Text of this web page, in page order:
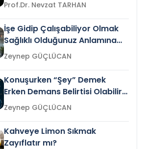
Prof.Dr. Nevzat TARHAN
İşe Gidip Çalışabiliyor Olmak
Sağlıklı Olduğunuz Anlamına
Gelir mi?Zeynep GÜÇLÜCAN
Konuşurken “Şey” Demek
Erken Demans Belirtisi Olabilir
mi?
Zeynep GÜÇLÜCAN
Kahveye Limon Sıkmak
Zayıflatır mı?